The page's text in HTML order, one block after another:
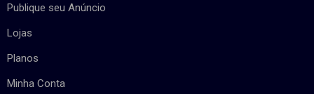
Publique seu Anúncio
Lojas
Planos
Minha Conta